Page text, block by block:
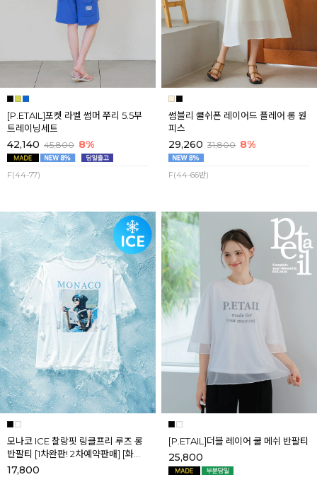
[P.ETAIL]포켓 라벨 썸머 쭈리 5.5부
트레이닝세트
42,140 45,800 8%
F(44-77)
썸블리 쿨쉬폰 레이어드 플레어 롱 원
피스
29,260 31,800 8%
F(44-66반)
모나코 ICE 찰랑핏 링클프리 루즈 롱
반팔티 [1차완판! 2차예약판매] [화이
트] 8월첫째주 순차배송
17,800
[P.ETAIL]더블 레이어 쿨 메쉬 반팔티
25,800